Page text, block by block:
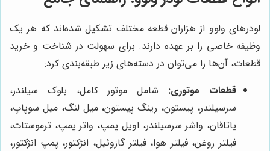
لودرهای ولوو از هزاران قطعه مختلف تشکیل شده‌اند که هر یک
وظیفه خاصی را بر عهده دارند. برای سهولت در شناخت و خرید
قطعات، آن‌ها را می‌توان در دسته‌های زیر طبقه‌بندی کرد:
قطعات موتوری: شامل موتور کامل، بلوک سیلندر،
سرسیلندر، پیستون، رینگ پیستون، میل لنگ، میل سوپاپ،
یاتاقان، واشر سرسیلندر، اویل پمپ، واتر پمپ، ترموستات،
فیلتر روغن، فیلتر هوا، فیلتر گازوئیل، انژکتور، پمپ انژکتور،